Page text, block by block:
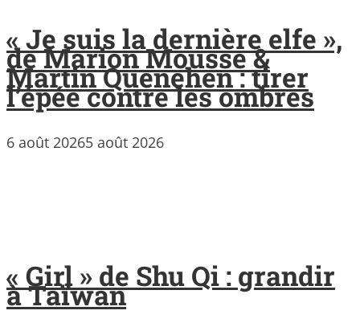
« Je suis la dernière elfe »,
de Marion Mousse &
Martin Quenehen : tirer
l’épée contre les ombres
6 août 20265 août 2026
« Girl » de Shu Qi : grandir
à Taïwan